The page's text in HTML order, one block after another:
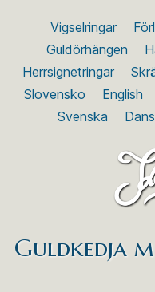
Vigselringar
Guldörhängen
Herrsignetringar
Slovensko
English
Svenska
Guldkedja